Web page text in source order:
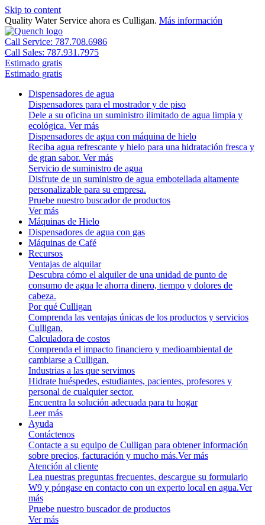
Skip to content
Quality Water Service ahora es Culligan. Más información
Call Service: 787.708.6986
Call Sales: 787.931.7975
Estimado gratis
Estimado gratis
Dispensadores de agua
Dispensadores para el mostrador y de piso
Dele a su oficina un suministro ilimitado de agua limpia y
ecológica. Ver más
Dispensadores de agua con máquina de hielo
Reciba agua refrescante y hielo para una hidratación fresca y
de gran sabor. Ver más
Servicio de suministro de agua
Disfrute de un suministro de agua embotellada altamente
personalizable para su empresa.
Pruebe nuestro buscador de productos
Ver más
Máquinas de Hielo
Dispensadores de agua con gas
Máquinas de Café
Recursos
Ventajas de alquilar
Descubra cómo el alquiler de una unidad de punto de
consumo de agua le ahorra dinero, tiempo y dolores de
cabeza.
Por qué Culligan
Comprenda las ventajas únicas de los productos y servicios
Culligan.
Calculadora de costos
Comprenda el impacto financiero y medioambiental de
cambiarse a Culligan.
Industrias a las que servimos
Hidrate huéspedes, estudiantes, pacientes, profesores y
personal de cualquier sector.
Encuentra la solución adecuada para tu hogar
Leer más
Ayuda
Contáctenos
Contacte a su equipo de Culligan para obtener información
sobre precios, facturación y mucho más.Ver más
Atención al cliente
Lea nuestras preguntas frecuentes, descargue su formulario
W9 y póngase en contacto con un experto local en agua.Ver
más
Pruebe nuestro buscador de productos
Ver más